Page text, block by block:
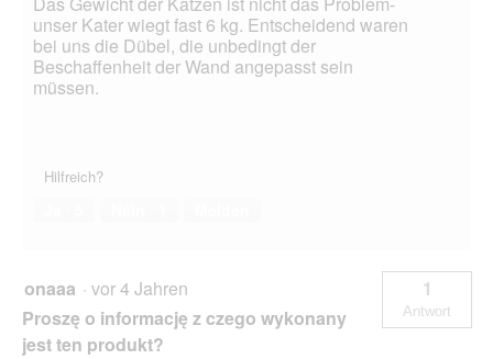
unser Kater wiegt fast 6 kg. Entscheidend waren
bei uns die Dübel, die unbedingt der
Beschaffenheit der Wand angepasst sein
müssen.
Hilfreich?
onaaa · vor 4 Jahren
Proszę o informację z czego wykonany
jest ten produkt?
1
Antwort